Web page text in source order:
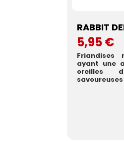
RABBIT
5,95 €
Friandises
ayant une
oreilles